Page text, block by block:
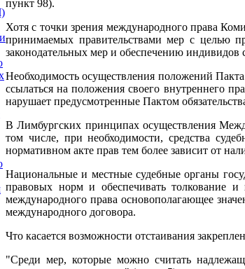
пункт 98).
Хотя с точки зрения международного права
принимаемых правительствами мер с целью
законодательных мер и обеспечению индивидов
Необходимость осуществления положений Пакта
ссылаться на положения своего внутреннего
нарушает предусмотренные Пактом
В Лимбургских принципах осуществления
том числе, при необходимости, средства
нормативном акте прав тем более зависит от
Национальные и местные судебные органы
правовых норм и обеспечивать толкование и
международного права основополагающее
международного договора.
Что касается возможности отстаивания
"Среди мер, которые можно считать